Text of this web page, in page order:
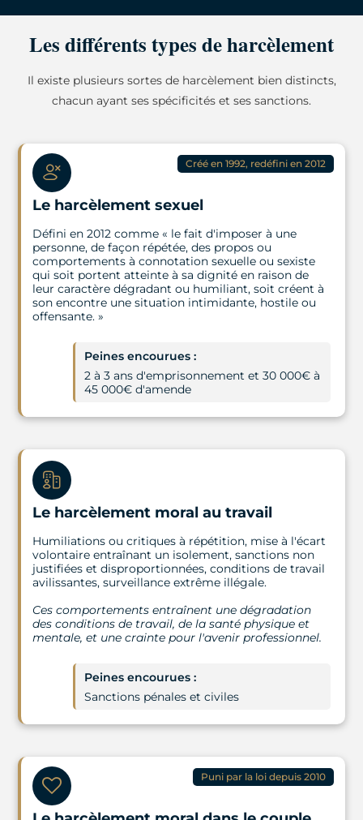
Les différents types de harcèlement
Il existe plusieurs sortes de harcèlement bien distincts,
chacun ayant ses spécificités et ses sanctions.
Créé en 1992, redéfini en 2012
Le harcèlement sexuel
Défini en 2012 comme « le fait d'imposer à une
personne, de façon répétée, des propos ou
comportements à connotation sexuelle ou sexiste
qui soit portent atteinte à sa dignité en raison de
leur caractère dégradant ou humiliant, soit créent à
son encontre une situation intimidante, hostile ou
offensante. »
Peines encourues :
2 à 3 ans d'emprisonnement et 30 000€ à
45 000€ d'amende
Le harcèlement moral au travail
Humiliations ou critiques à répétition, mise à l'écart
volontaire entraînant un isolement, sanctions non
justifiées et disproportionnées, conditions de travail
avilissantes, surveillance extrême illégale.
Ces comportements entraînent une dégradation
des conditions de travail, de la santé physique et
mentale, et une crainte pour l'avenir professionnel.
Peines encourues :
Sanctions pénales et civiles
Puni par la loi depuis 2010